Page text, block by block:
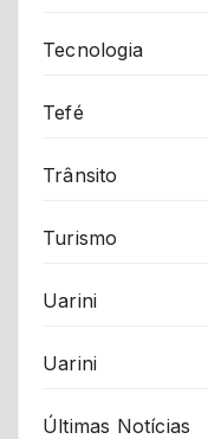
Tecnologia
Tefé
Trânsito
Turismo
Uarini
Uarini
Últimas Notícias